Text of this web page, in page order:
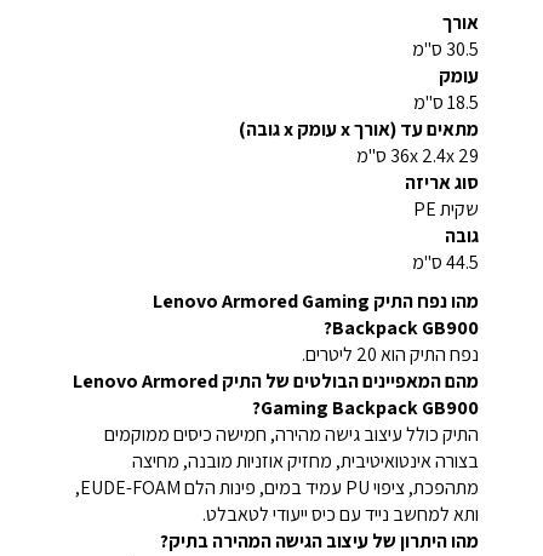
אורך
30.5 ס"מ
עומק
18.5 ס"מ
מתאים עד (אורך x עומק x גובה)
36x 2.4x 29 ס"מ
סוג אריזה
שקית PE
גובה
44.5 ס"מ
מהו נפח התיק Lenovo Armored Gaming
Backpack GB900?
נפח התיק הוא 20 ליטרים.
מהם המאפיינים הבולטים של התיק Lenovo Armored
Gaming Backpack GB900?
התיק כולל עיצוב גישה מהירה, חמישה כיסים ממוקמים
בצורה אינטואיטיבית, מחזיק אוזניות מובנה, מחיצה
מתהפכת, ציפוי PU עמיד במים, פינות הלם EUDE-FOAM,
ותא למחשב נייד עם כיס ייעודי לטאבלט.
מהו היתרון של עיצוב הגישה המהירה בתיק?